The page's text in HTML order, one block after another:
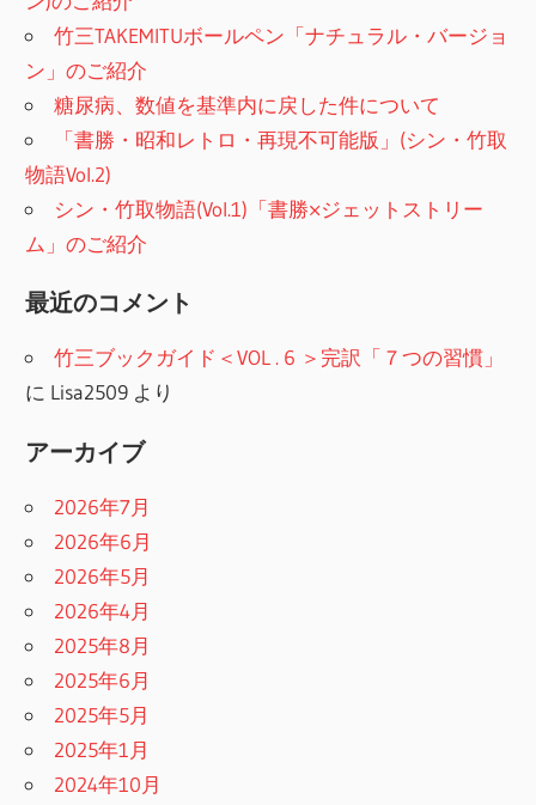
竹三TAKEMITUボールペン「ナチュラル・バージョ
ン」のご紹介
糖尿病、数値を基準内に戻した件について
「書勝・昭和レトロ・再現不可能版」(シン・竹取
物語Vol.2)
シン・竹取物語(Vol.1)「書勝×ジェットストリー
ム」のご紹介
最近のコメント
竹三ブックガイド＜VOL . 6 ＞完訳「７つの習慣」
に Lisa2509 より
アーカイブ
2026年7月
2026年6月
2026年5月
2026年4月
2025年8月
2025年6月
2025年5月
2025年1月
2024年10月